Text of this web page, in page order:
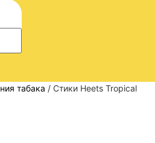
табака / Стики Heets Tropical